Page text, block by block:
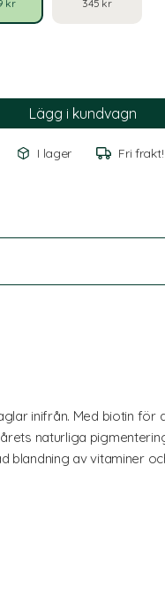
kr 345 kr
I lager Fri frakt!
inifrån. Med biotin för
naturliga
av vitaminer